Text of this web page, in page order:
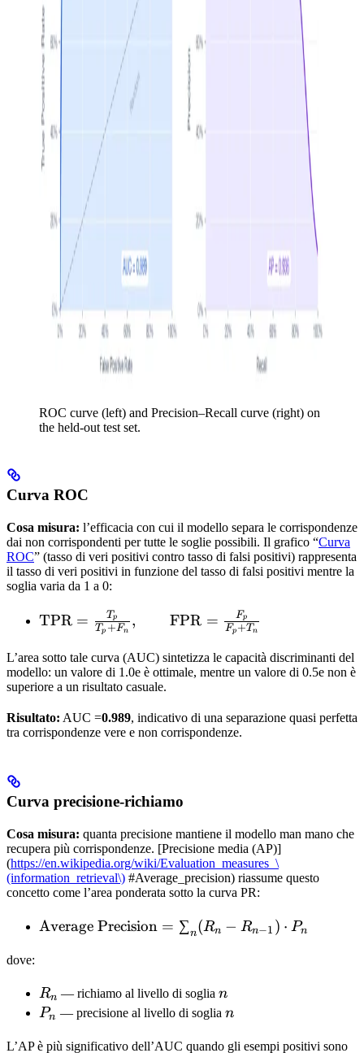
ROC curve (left) and Precision–Recall curve (right) on
the held-out test set.
Curva ROC
Cosa misura: l’efficacia con cui il modello separa le corrispondenze
dai non corrispondenti per tutte le soglie possibili. Il grafico “Curva
ROC” (tasso di veri positivi contro tasso di falsi positivi) rappresenta
il tasso di veri positivi in funzione del tasso di falsi positivi mentre la
soglia varia da 1 a 0:
\text{TPR}
\frac{T_p}
{T_p +
F_n},
\qquad
\text{FPR}
T_n}
TPR = Tp +Fn
Tp , FPR = Fp +Tn
Fp
L’area sotto tale curva (AUC) sintetizza le capacità discriminanti del
modello: un valore di 1.0e è ottimale, mentre un valore di 0.5e non è
superiore a un risultato casuale.
Risultato: AUC =0.989, indicativo di una separazione quasi perfetta
tra corrispondenze vere e non corrispondenze.
Curva precisione-richiamo
Cosa misura: quanta precisione mantiene il modello man mano che
recupera più corrispondenze. [Precisione media (AP)]
(https://en.wikipedia.org/wiki/Evaluation_measures_\
(information_retrieval\) #Average_precision) riassume questo
concetto come l’area ponderata sotto la curva PR:
\text{Average
1}) \cdot P_n
Average Precision = ∑n(Rn − Rn−1 ) ⋅ Pn
dove:
R_n
Rn — richiamo al livello di soglian
n
P_n
Pn — precisione al livello di soglia n
n
L’AP è più significativo dell’AUC quando gli esempi positivi sono